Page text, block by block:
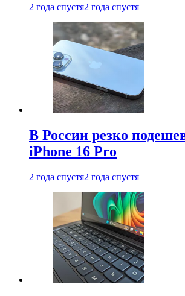
2 года спустя2 года спустя
В России резко
iPhone 16 Pro
2 года спустя2 года спустя